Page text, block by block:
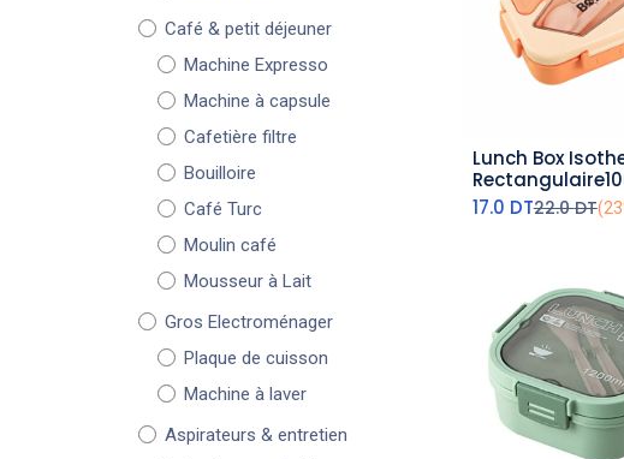
Café & petit déjeuner
Machine Expresso
Machine à capsule
Cafetière filtre
Bouilloire
Café Turc
Moulin café
Mousseur à Lait
Gros Electroménager
Plaque de cuisson
Machine à laver
Aspirateurs & entretien
ajouter au
Lunch Box
Orangé
17.0 DT22.0DT